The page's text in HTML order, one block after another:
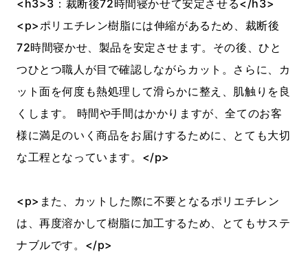
<h3>3：裁断後72時間寝かせて安定させる</h3>
<p>ポリエチレン樹脂には伸縮があるため、裁断後
72時間寝かせ、製品を安定させます。その後、ひと
つひとつ職人が目で確認しながらカット。さらに、カ
ット面を何度も熱処理して滑らかに整え、肌触りを良
くします。 時間や手間はかかりますが、全てのお客
様に満足のいく商品をお届けするために、とても大切
な工程となっています。</p>
<p>また、カットした際に不要となるポリエチレン
は、再度溶かして樹脂に加工するため、とてもサステ
ナブルです。</p>